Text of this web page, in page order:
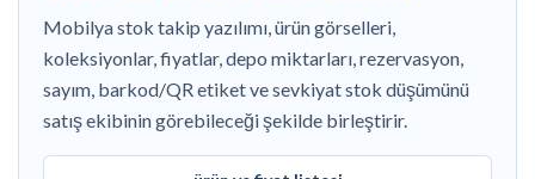
Mobilya stok takip yazılımı, ürün görselleri,
koleksiyonlar, fiyatlar, depo miktarları, rezervasyon,
sayım, barkod/QR etiket ve sevkiyat stok düşümünü
satış ekibinin görebileceği şekilde birleştirir.